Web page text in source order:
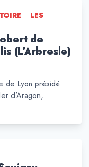
LES
de
(L’Arbresle)
de Lyon présidé
d’Aragon,